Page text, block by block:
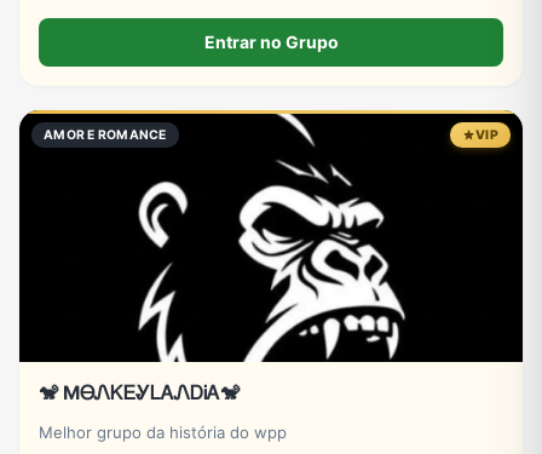
Entrar no Grupo
AMOR E ROMANCE VIP
🐒 MᎾᏁᏦᎬᎽᏞᎪᏁᎠᎥᎪ🐒
Melhor grupo da história do wpp